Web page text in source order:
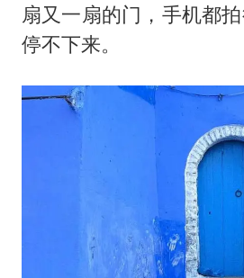
扇又一扇的门，手机都
停不下来。